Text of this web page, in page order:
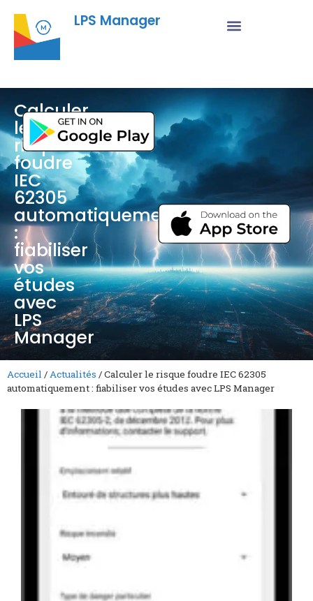
LPS Manager
Calculer
le
risque
foudre
IEC
62305
automatiquement
:
fiabiliser
vos
études
avec
LPS
Manager
Accueil / Actualités /Calculer le risque foudre IEC 62305
automatiquement : fiabiliser vos études avec LPS Manager